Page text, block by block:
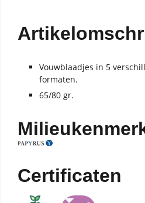
Vouwblaadjes in 5
formaten.
65/80 gr.
Certificaten